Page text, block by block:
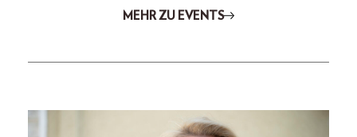
MEHR ZU EVENTS